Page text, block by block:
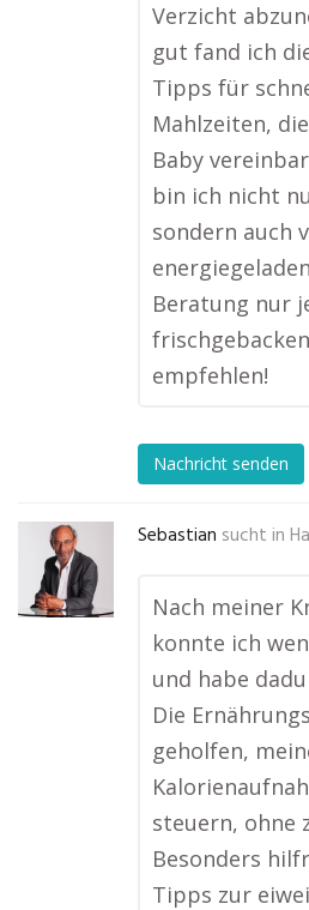
Verzicht
gut fand ich
Tipps für
Mahlzeiten,
Baby
bin ich nicht
sondern auch
Beratung nur
empfehlen!
Nachricht senden
Sebastian sucht in
Nach meiner
konnte ich
und habe
Die
geholfen,
steuern, ohne
Besonders
Tipps zur